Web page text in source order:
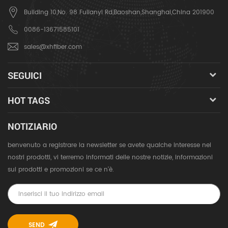
Building 10,No. 98 Fulianyi Rd,Baoshan,Shanghai,China 201900
0086-13671585101
sales@xhfiber.com
SEGUICI
HOT TAGS
NOTIZIARIO
benvenuto a registrare la newsletter se avete qualche interesse nei
nostri prodotti, vi terremo informati delle nostre notizie, informazioni
sui prodotti e promozioni se ce n'è.